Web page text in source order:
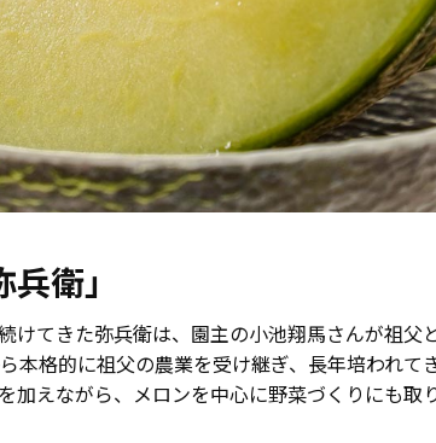
衛」
けてきた弥兵衛は、園主の小池翔馬さんが祖父
本格的に祖父の農業を受け継ぎ、長年培われて
えながら、メロンを中心に野菜づくりにも取り